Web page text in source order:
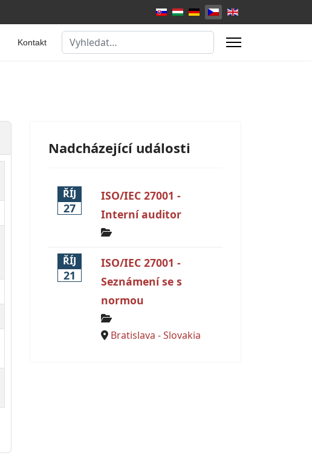
Zvolte jazyk
Kontakt Hledat
Nadcházející události
ŘÍJ
27
ISO/IEC 27001 -
Interní auditor
ŘÍJ
21
ISO/IEC 27001 -
Seznámení se s
normou
Bratislava - Slovakia